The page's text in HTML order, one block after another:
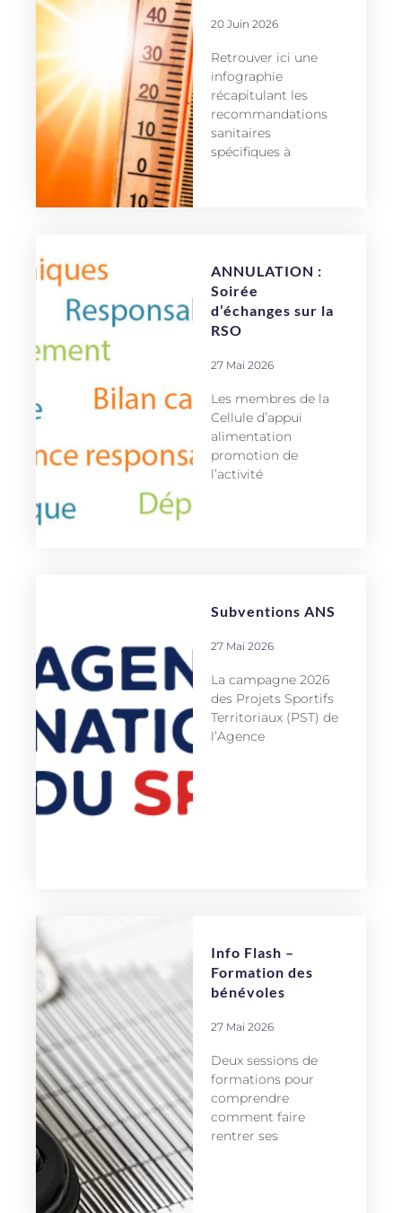
20 Juin 2026
Retrouver ici une
infographie
récapitulant les
recommandations
sanitaires
spécifiques à
ANNULATION :
Soirée
d’échanges sur la
RSO
27 Mai 2026
Les membres de la
Cellule d’appui
alimentation
promotion de
l’activité
Subventions ANS
27 Mai 2026
La campagne 2026
des Projets Sportifs
Territoriaux (PST) de
l’Agence
Info Flash –
Formation des
bénévoles
27 Mai 2026
Deux sessions de
formations pour
comprendre
comment faire
rentrer ses